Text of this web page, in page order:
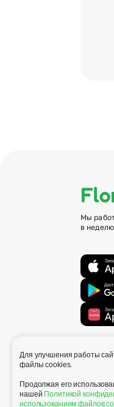
Мы
в
Для улучшения работы
файлы cookies.
Продолжая его
нашей Политикой
использованием файлов